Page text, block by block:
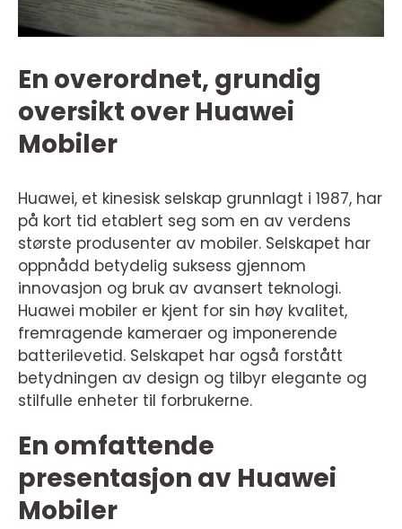
En overordnet, grundig
oversikt over Huawei
Mobiler
Huawei, et kinesisk selskap grunnlagt i 1987, har
på kort tid etablert seg som en av verdens
største produsenter av mobiler. Selskapet har
oppnådd betydelig suksess gjennom
innovasjon og bruk av avansert teknologi.
Huawei mobiler er kjent for sin høy kvalitet,
fremragende kameraer og imponerende
batterilevetid. Selskapet har også forstått
betydningen av design og tilbyr elegante og
stilfulle enheter til forbrukerne.
En omfattende
presentasjon av Huawei
Mobiler